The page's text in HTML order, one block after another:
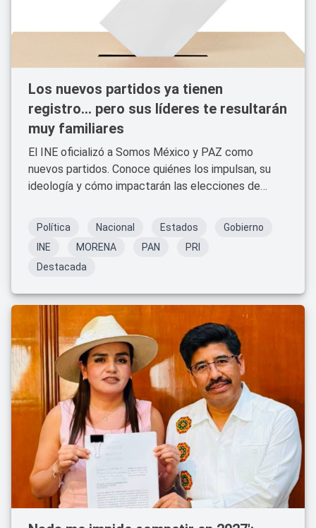
Los nuevos partidos ya tienen
registro... pero sus líderes te resultarán
muy familiares
El INE oficializó a Somos México y PAZ como
nuevos partidos. Conoce quiénes los impulsan, su
ideología y cómo impactarán las elecciones de
Política Nacional Estados
Gobierno
INE
MORENA PAN
PRI
Destacada